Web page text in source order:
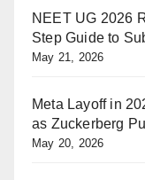
NEET UG 2026
Step Guide to
May 21, 2026
Meta Layoff in
as Zuckerberg
May 20, 2026